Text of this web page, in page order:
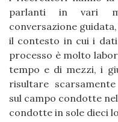
parlanti in vari
conversazione
il contesto in cui i
processo è molto
tempo e di mezzi, i
risultare
sul campo condotte
condotte in sole dieci